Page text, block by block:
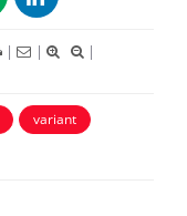
| |
|
variant